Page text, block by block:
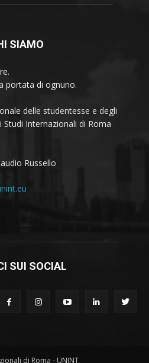
SIAMO
portata di ognuno.
delle studentesse e degli
Internazionali di Roma
Russello
SUI SOCIAL
di Roma - UNINT